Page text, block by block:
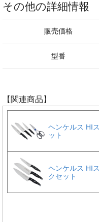
その他の詳細情報
販売価格
型番
【関連商品】